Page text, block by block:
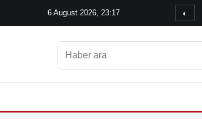
6 August 2026, 23:17 ◐